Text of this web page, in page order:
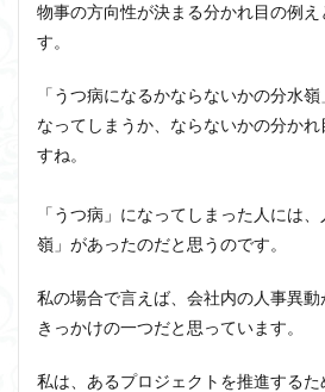
物事の方向性が決まる分かれ目の例え
す。
「うつ病になるかならないかの分水
なってしまうか、ならないかの分か
すね。
「うつ病」になってしまった人には
嶺」があったのだと思うのです。
私の場合で言えば、会社内の人事異
きっかけの一つだと思っています。
私は、あるプロジェクトを推進する